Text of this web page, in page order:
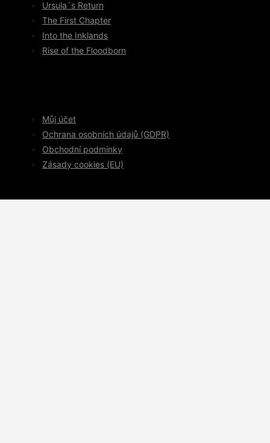
Ursula´s Return
The First Chapter
Into the Inklands
Rise of the Floodborn
Můj účet
Ochrana osobních údajů (GDPR)
Obchodní podmínky
Zásady cookies (EU)